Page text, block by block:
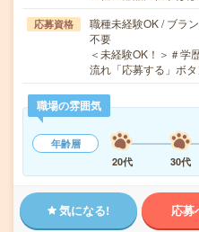
応募資格
職種未経験OK / ブラ
不要
＜未経験OK！＞＃学
流れ「応募する」ボ
職場の雰囲気
年齢層
20代
30代
気になる! 応募